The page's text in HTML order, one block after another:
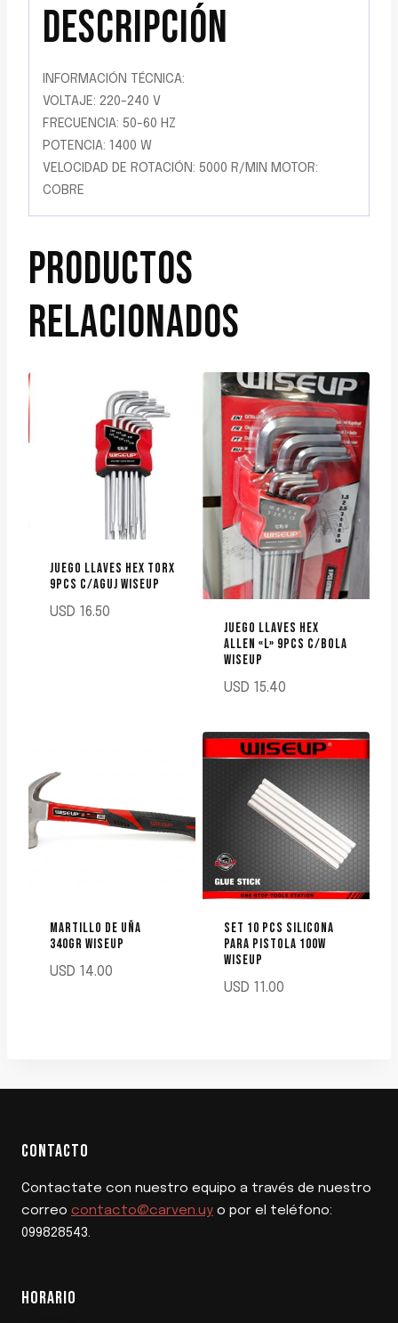
DESCRIPCIÓN
INFORMACIÓN TÉCNICA:
VOLTAJE: 220-240 V
FRECUENCIA: 50-60 HZ
POTENCIA: 1400 W
VELOCIDAD DE ROTACIÓN: 5000 R/MIN MOTOR:
COBRE
PRODUCTOS
RELACIONADOS
JUEGO LLAVES HEX TORX
9PCS C/AGUJ WISEUP
USD 16.50
JUEGO LLAVES HEX
ALLEN «L» 9PCS C/BOLA
WISEUP
USD 15.40
MARTILLO DE UÑA
340GR WISEUP
USD 14.00
SET 10 PCS SILICONA
PARA PISTOLA 100W
WISEUP
USD 11.00
CONTACTO
Contactate con nuestro equipo a través de nuestro
correo contacto@carven.uy o por el teléfono:
099828543.
HORARIO